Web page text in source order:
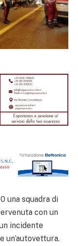
una squadra di
con un
incidente
un’autovettura.